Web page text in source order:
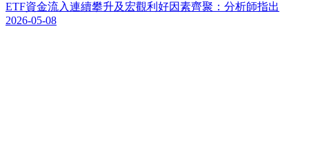
ETF資金流入連續攀升及 宏觀利 好因素齊聚 ： 分析師指出
2026-05-08